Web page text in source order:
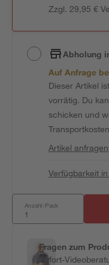
Zzgl. 29,95 €
Abholung
Auf Anfrage
Dieser Artikel
vorrätig. Du
schicken und
Artikel anfragen
Verfügbarkeit
Anzahl: Pack
Fragen zum
Sofort-